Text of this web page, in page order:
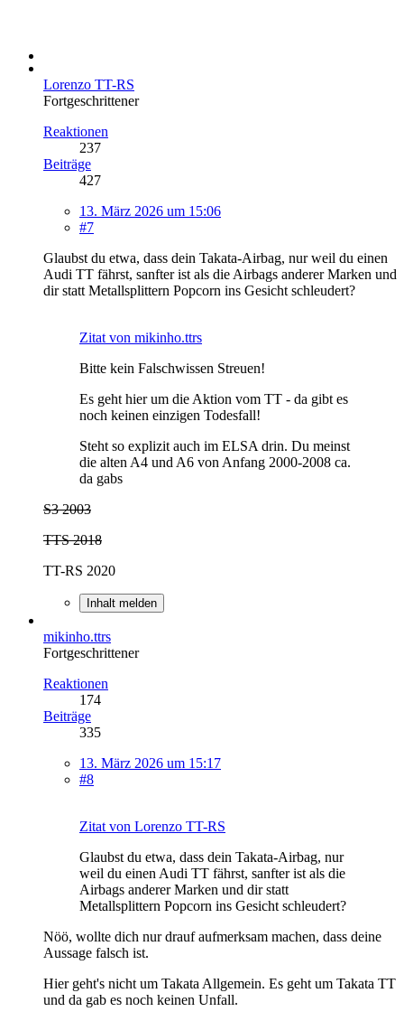
Lorenzo TT-RS
Fortgeschrittener
Reaktionen
237
Beiträge
427
13. März 2026 um 15:06
#7
Glaubst du etwa, dass dein Takata-Airbag, nur weil du einen
Audi TT fährst, sanfter ist als die Airbags anderer Marken und
dir statt Metallsplittern Popcorn ins Gesicht schleudert?
Zitat von mikinho.ttrs
Bitte kein Falschwissen Streuen!
Es geht hier um die Aktion vom TT - da gibt es
noch keinen einzigen Todesfall!
Steht so explizit auch im ELSA drin. Du meinst
die alten A4 und A6 von Anfang 2000-2008 ca.
da gabs
S3 2003
TTS 2018
TT-RS 2020
Inhalt melden
mikinho.ttrs
Fortgeschrittener
Reaktionen
174
Beiträge
335
13. März 2026 um 15:17
#8
Zitat von Lorenzo TT-RS
Glaubst du etwa, dass dein Takata-Airbag, nur
weil du einen Audi TT fährst, sanfter ist als die
Airbags anderer Marken und dir statt
Metallsplittern Popcorn ins Gesicht schleudert?
Nöö, wollte dich nur drauf aufmerksam machen, dass deine
Aussage falsch ist.
Hier geht's nicht um Takata Allgemein. Es geht um Takata TT
und da gab es noch keinen Unfall.